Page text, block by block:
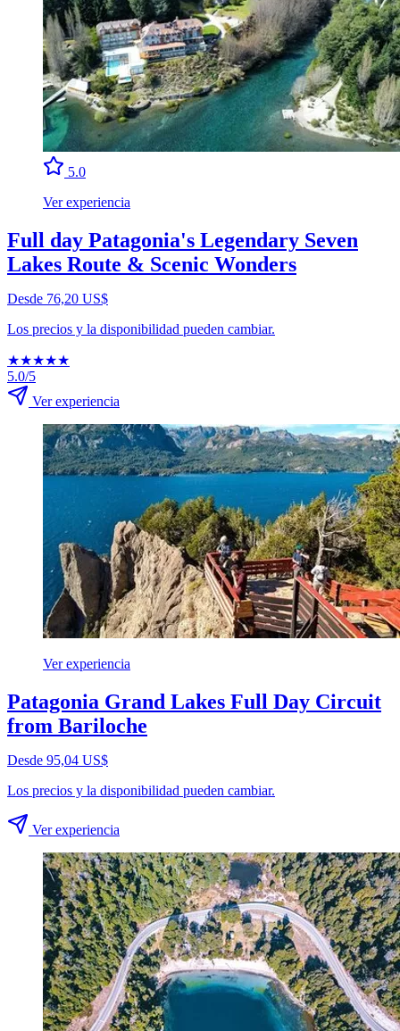
5.0
Ver experiencia
Full day Patagonia's Legendary Seven
Lakes Route & Scenic Wonders
Desde 76,20 US$
Los precios y la disponibilidad pueden cambiar.
★★★★★
5.0/5
Ver experiencia
Ver experiencia
Patagonia Grand Lakes Full Day Circuit
from Bariloche
Desde 95,04 US$
Los precios y la disponibilidad pueden cambiar.
Ver experiencia